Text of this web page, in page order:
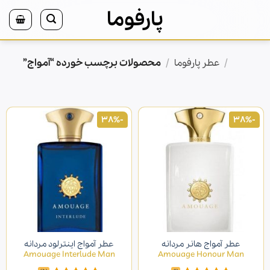
content
پارفوما
/ عطر پارفوما / محصولات برچسب خورده “آمواج”
-38%
عطر آمواج هانر مردانه
Amouage Honour Man
-38%
عطر آمواج اینترلود مردانه
Amouage Interlude Man